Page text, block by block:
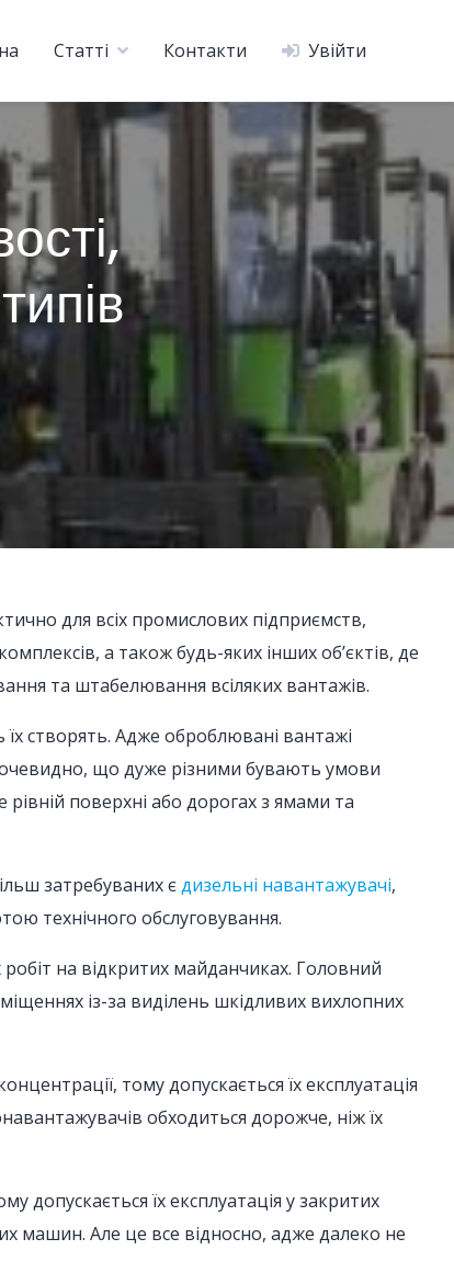
Статті Контакти Увійти
для всіх промислових підприємств,
а також будь-яких інших об’єктів, де
та штабелювання всіляких вантажів.
створять. Адже оброблювані вантажі
що дуже різними бувають умови
поверхні або дорогах з ямами та
затребуваних єдизельні навантажувачі,
технічного обслуговування.
на відкритих майданчиках. Головний
із-за виділень шкідливих вихлопних
тому допускається їх експлуатація
обходиться дорожче, ніж їх
допускається їх експлуатація у закритих
машин. Але це все відносно, адже далеко не